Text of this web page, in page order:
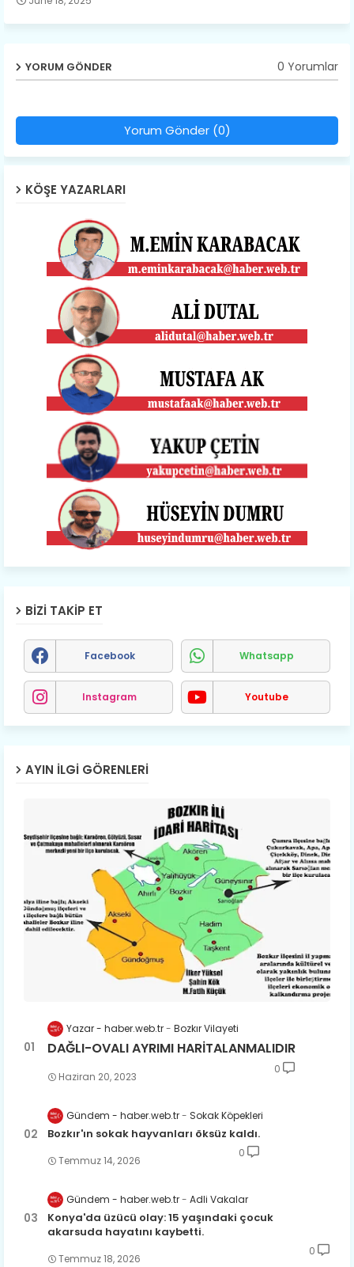
YORUM GÖNDER 0 Yorumlar
Yorum Gönder (0)
KÖŞE YAZARLARI
BIZI TAKIP ET
Facebook Whatsapp
Instagram Youtube
AYIN İLGI GÖRENLERI
Yazar - haber.web.tr Bozkır Vilayeti
DAĞLI-OVALI AYRIMI HARİTALANMALIDIR
Haziran 20, 2023
0
Gündem - haber.web.tr Sokak Köpekleri
Bozkır'ın sokak hayvanları öksüz kaldı.
Temmuz 14, 2026
0
Gündem - haber.web.tr Adli Vakalar
Konya'da üzücü olay: 15 yaşındaki çocuk
akarsuda hayatını kaybetti.
Temmuz 18, 2026
0